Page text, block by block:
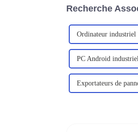
Recherche
Ordinateur industriel
PC Android
Exportateurs de